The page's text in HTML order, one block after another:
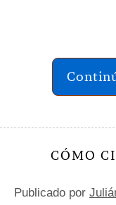
CÓMO
Publicado por